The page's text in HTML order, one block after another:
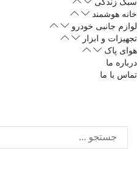
خانه هوشمند
لوازم جانبی خودرو
تجهیزات و ابزار
هوای پاک
درباره ما
تماس با ما